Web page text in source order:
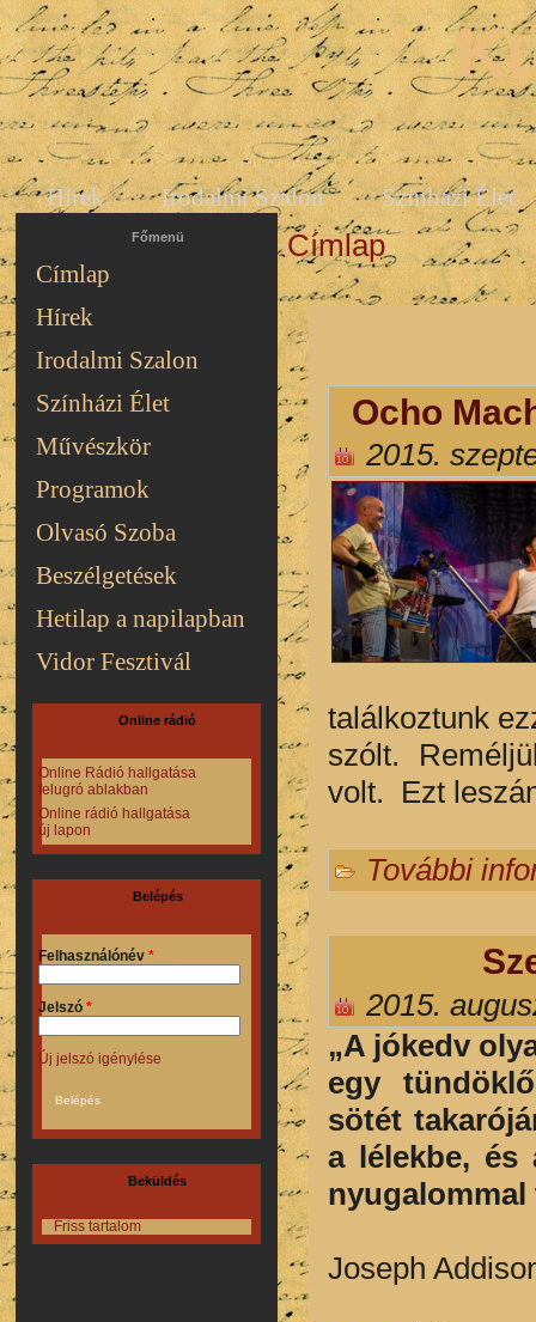
Hírek Irodalmi Szalon Színházi Élet
Főmenü
Címlap
Hírek
Irodalmi Szalon
Színházi Élet
Művészkör
Programok
Olvasó Szoba
Beszélgetések
Hetilap a napilapban
Vidor Fesztivál
Online rádió
Online Rádió hallgatása
felugró ablakban
Online rádió hallgatása
új lapon
Belépés
Felhasználónév *
Jelszó *
Új jelszó igénylése
Beküldés
Friss tartalom
Jelenlegi hely
Címlap
Ocho
2015.
találkoztunk
szólt.
volt. Ezt
További
2015.
„A jókedv
egy
sötét
a lélekbe, és
nyugalommal
Joseph